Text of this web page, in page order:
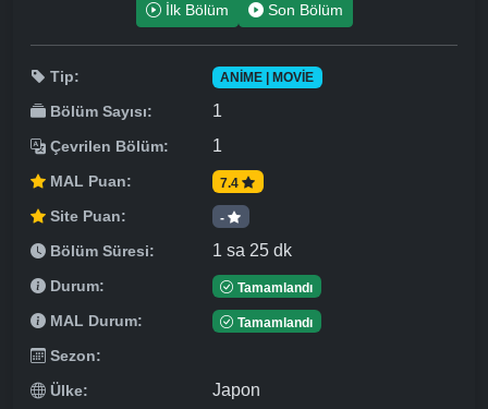
İlk Bölüm Son Bölüm
Tip: ANIME | MOVIE
Bölüm Sayısı: 1
Çevrilen Bölüm: 1
MAL Puan: 7.4
Site Puan: -
Bölüm Süresi: 1 sa 25 dk
Durum: Tamamlandı
MAL Durum: Tamamlandı
Sezon:
Ülke:
Japon